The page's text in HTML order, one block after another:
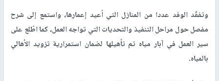
وتفقّد الوفد عددا من المنازل التي أعيد إعمارها، واستمع إلى شرح
مفصل حول مراحل التنفيذ والتحديات التي تواجه العمل، كما اطّلع على
سير العمل في آبار مياه تم تأهيلها لضمان استمرارية تزويد الأهالي
بالمياه.